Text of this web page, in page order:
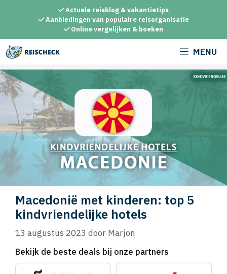
inhoud
Actuele reisblog & vakantietips
Aanbiedingen van populaire reisorganisatie
Online vergelijken & boeken
MENU
Macedonië met kinderen: top 5
kindvriendelijke hotels
13 augustus 2023 door Marjon
Bekijk de beste deals bij onze partners